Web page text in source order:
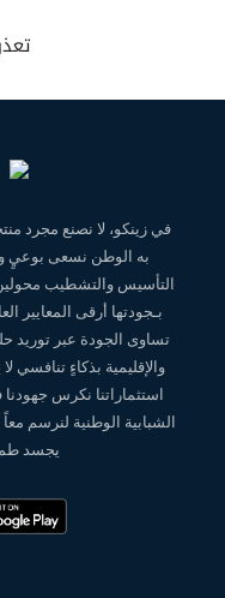
في زينكو، لا نصنع مجرد
به الوطن نسعى بوعيٍ
التأسيس والتشطيب
بـجودتها أرقى المعايير
تساوى الجودة عبر توريد
والإقليمية بذكاءٍ تنافسي
استثماراتنا نكرس
الشبابية الوطنية لنرسم
يجسد